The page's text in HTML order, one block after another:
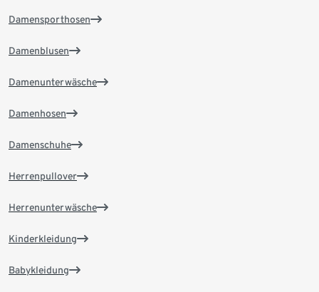
Damensporthosen
Damenblusen
Damenunterwäsche
Damenhosen
Damenschuhe
Herrenpullover
Herrenunterwäsche
Kinderkleidung
Babykleidung